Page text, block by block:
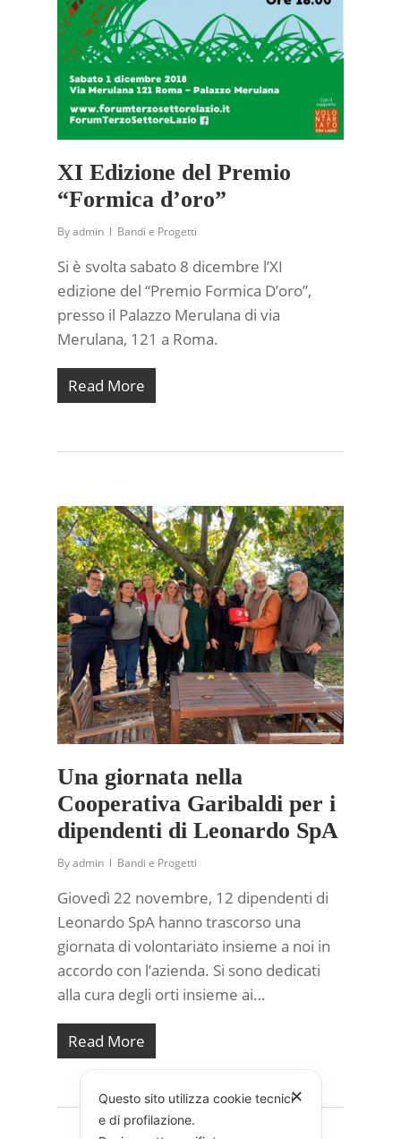
XI Edizione del Premio
“Formica d’oro”
Byadmin Bandi e Progetti
Si è svolta sabato 8 dicembre l’XI
edizione del “Premio Formica D’oro”,
presso il Palazzo Merulana di via
Merulana, 121 a Roma.
Read More
Una giornata nella
Cooperativa Garibaldi per i
dipendenti di Leonardo SpA
Byadmin Bandi e Progetti
Giovedì 22 novembre, 12 dipendenti di
Leonardo SpA hanno trascorso una
giornata di volontariato insieme a noi in
accordo con l’azienda. Si sono dedicati
alla cura degli orti insieme ai…
Read More
✕
Questo sito utilizza cookie tecnici
e di profilazione.